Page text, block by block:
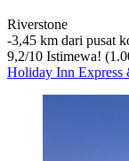
Riverstone
‐3,45 km dari pusat
9,2/10 Istimewa!
Holiday Inn Express